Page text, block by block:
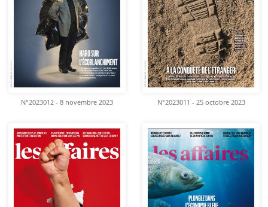
N°2023012 - 8 novembre 2023 N°2023011 - 25 octobre 2023